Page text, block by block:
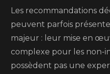
Les recommandations
peuvent parfois
majeur : leur mise en
complexe pour les non-
possèdent pas une